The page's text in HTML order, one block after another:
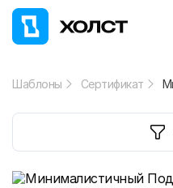
Шаблоны Сертификат